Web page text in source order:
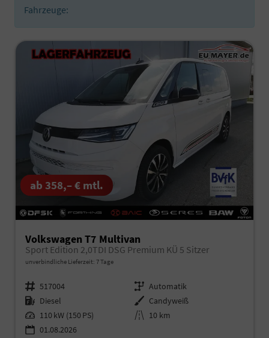
Fahrzeuge:
ab 358,– € mtl.
Volkswagen T7 Multivan
Sport Edition 2,0TDI DSG Premium KÜ 5 Sitzer
unverbindliche Lieferzeit: 7 Tage
Fahrzeugnr. 517004 Getriebe Automatik
Kraftstoff Diesel Außenfarbe Candyweiß
Leistung 110 kW (150 PS) Kilometerstand 10 km
01.08.2026